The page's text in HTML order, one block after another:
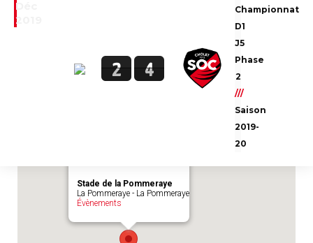
Déc
2019
2 4
Championnat
D1
J5
Phase
2
///
Saison
2019-
20
Emplacement du match :
Stade de la
Stade de la Pommeraye
La Pommeraye - La Pommeraye
Évènements